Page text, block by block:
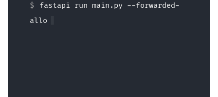
fastapi run main.py --forwarded-
allow-ips="*" --roo